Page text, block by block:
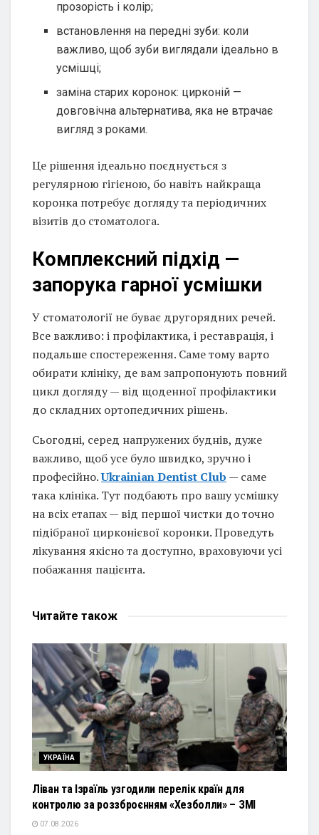
прозорість і колір;
встановлення на передні зуби: коли
важливо, щоб зуби виглядали ідеально в
усмішці;
заміна старих коронок: цирконій —
довговічна альтернатива, яка не втрачає
вигляд з роками.
Це рішення ідеально поєднується з
регулярною гігієною, бо навіть найкраща
коронка потребує догляду та періодичних
візитів до стоматолога.
Комплексний підхід —
запорука гарної усмішки
У стоматології не буває другорядних речей.
Все важливо: і профілактика, і реставрація, і
подальше спостереження. Саме тому варто
обирати клініку, де вам запропонують повний
цикл догляду — від щоденної профілактики
до складних ортопедичних рішень.
Сьогодні, серед напружених буднів, дуже
важливо, щоб усе було швидко, зручно і
професійно.Ukrainian Dentist Club — саме
така клініка. Тут подбають про вашу усмішку
на всіх етапах — від першої чистки до точно
підібраної цирконієвої коронки. Проведуть
лікування якісно та доступно, враховуючи усі
побажання пацієнта.
Читайте також
УКРАЇНА
Ліван та Ізраїль узгодили перелік країн для
контролю за роззброєнням «Хезболли» – ЗМІ
07.08.2026